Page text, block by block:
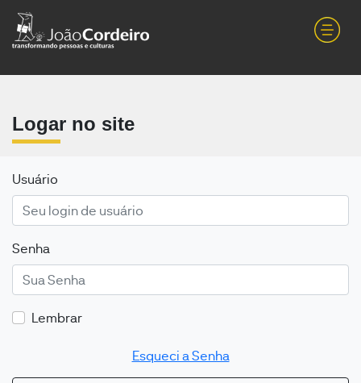
Logar no site
Usuário
Senha
Lembrar
Esqueci a Senha